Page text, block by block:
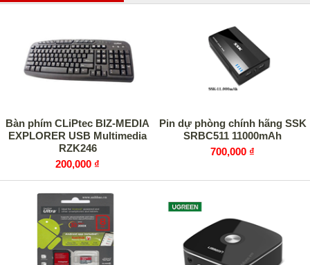
Bàn phím CLiPtec BIZ-MEDIA
EXPLORER USB Multimedia
RZK246
200,000 ₫
Pin dự phòng chính hãng SSK
SRBC511 11000mAh
700,000 ₫